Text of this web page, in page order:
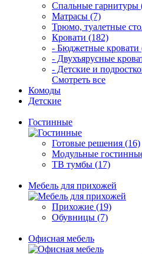
Спальные гарнитуры
Матрасы (7)
Трюмо, туалетные
Кровати (182)
- Бюджетные кровати
- Двухъярусные
- Детские и
Смотреть все
Комоды
Детские
Гостинные
Готовые решения (16)
Модульные
ТВ тумбы (17)
Мебель для прихожей
Прихожие (19)
Обувницы (7)
Офисная мебель